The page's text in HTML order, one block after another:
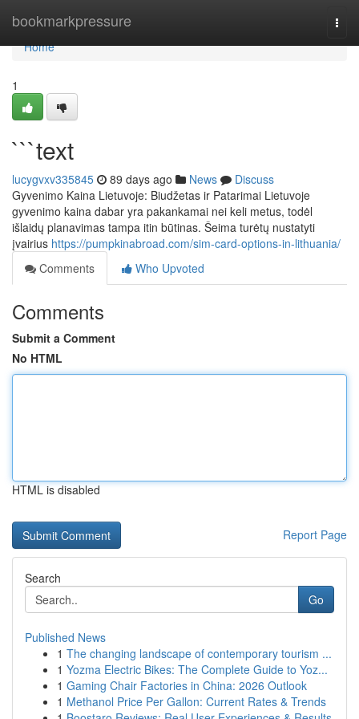
bookmarkpressure
Home
Home
1
```text
lucygvxv335845 89 days ago News
Discuss
Gyvenimo Kaina Lietuvoje: Biudžetas ir Patarimai Lietuvoje
gyvenimo kaina dabar yra pakankamai nei keli metus, todėl
išlaidų planavimas tampa itin būtinas. Šeima turėtų nustatyti
įvairius https://pumpkinabroad.com/sim-card-options-in-lithuania/
Comments
Who Upvoted
Comments
Submit a Comment
No HTML
HTML is disabled
Report Page
Search
Go
Published News
1 The changing landscape of contemporary tourism ...
1 Yozma Electric Bikes: The Complete Guide to Yoz...
1 Gaming Chair Factories in China: 2026 Outlook
1 Methanol Price Per Gallon: Current Rates & Trends